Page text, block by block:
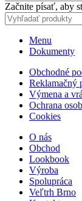
Začnite písať, aby
Menu
Dokumenty
Obchodné
Reklamačný
Výmena a
Ochrana
Cookies
O nás
Obchod
Lookbook
Výroba
Spolupráca
Veľtrh Brno